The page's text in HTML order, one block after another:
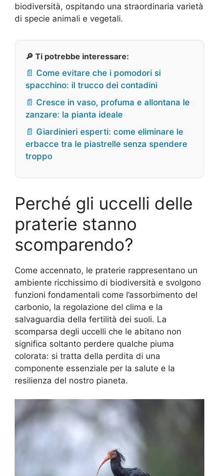
biodiversità, ospitando una straordinaria varietà
di specie animali e vegetali.
🔎 Ti potrebbe interessare:
📄 Come evitare che i pomodori si
spacchino: il trucco dei contadini
📄 Cresce in vaso, profuma e allontana le
zanzare: la pianta ideale
📄 Giardinieri esperti: come eliminare le
erbacce tra le piastrelle senza spendere
troppo
Perché gli uccelli delle
praterie stanno
scomparendo?
Come accennato, le praterie rappresentano un
ambiente ricchissimo di biodiversità e svolgono
funzioni fondamentali come l’assorbimento del
carbonio, la regolazione del clima e la
salvaguardia della fertilità dei suoli. La
scomparsa degli uccelli che le abitano non
significa soltanto perdere qualche piuma
colorata: si tratta della perdita di una
componente essenziale per la salute e la
resilienza del nostro pianeta.